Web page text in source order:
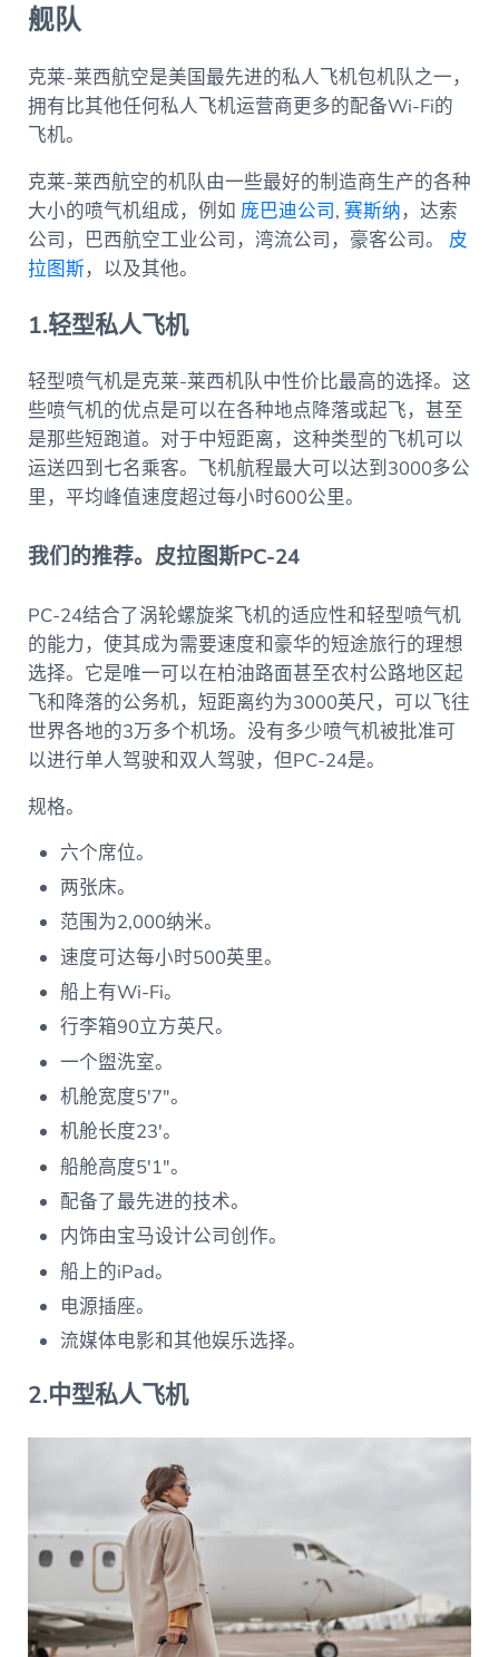
舰队
克莱-莱西航空是美国最先进的私人飞机包机队之一，
拥有比其他任何私人飞机运营商更多的配备Wi-Fi的
飞机。
克莱-莱西航空的机队由一些最好的制造商生产的各种
大小的喷气机组成，例如 庞巴迪公司, 赛斯纳，达索
公司，巴西航空工业公司，湾流公司，豪客公司。 皮
拉图斯，以及其他。
1.轻型私人飞机
轻型喷气机是克莱-莱西机队中性价比最高的选择。这
些喷气机的优点是可以在各种地点降落或起飞，甚至
是那些短跑道。对于中短距离，这种类型的飞机可以
运送四到七名乘客。飞机航程最大可以达到3000多公
里，平均峰值速度超过每小时600公里。
我们的推荐。皮拉图斯PC-24
PC-24结合了涡轮螺旋桨飞机的适应性和轻型喷气机
的能力，使其成为需要速度和豪华的短途旅行的理想
选择。它是唯一可以在柏油路面甚至农村公路地区起
飞和降落的公务机，短距离约为3000英尺，可以飞往
世界各地的3万多个机场。没有多少喷气机被批准可
以进行单人驾驶和双人驾驶，但PC-24是。
规格。
六个席位。
两张床。
范围为2,000纳米。
速度可达每小时500英里。
船上有Wi-Fi。
行李箱90立方英尺。
一个盥洗室。
机舱宽度5′7″。
机舱长度23′。
船舱高度5′1″。
配备了最先进的技术。
内饰由宝马设计公司创作。
船上的iPad。
电源插座。
流媒体电影和其他娱乐选择。
2.中型私人飞机